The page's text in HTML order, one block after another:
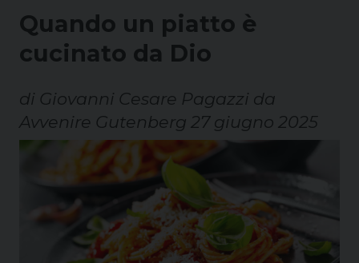
Quando un piatto è
cucinato da Dio
di Giovanni Cesare Pagazzi da
Avvenire Gutenberg 27 giugno 2025